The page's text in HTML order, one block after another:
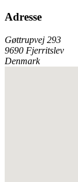
Adresse
Gøttrupvej 293
9690 Fjerritslev
Denmark